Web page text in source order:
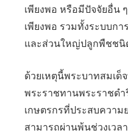
เพียงพอ หรือมีปัจจัยอื่น
เพียงพอ รวมทั้งระบบก
และส่วนใหญ่ปลูกพืชชนิ
ด้วยเหตุนี้พระบาทสมเด็
พระราชทานพระราชดำ
เกษตรกรที่ประสบความ
สามารถผ่านพ้นช่วงเวล